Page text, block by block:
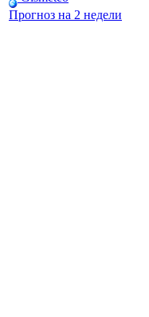
Прогноз на 2 недели